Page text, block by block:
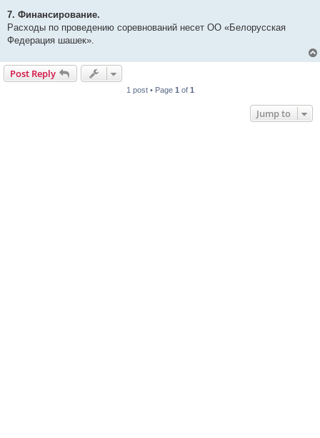
7. Финансирование.
Расходы по проведению соревнований несет ОО «Белорусская
Федерация шашек».
Post Reply
1 post • Page 1 of 1
Jump to